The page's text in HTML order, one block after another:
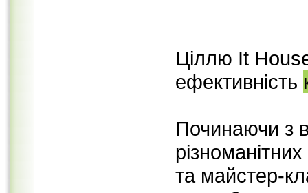
Ціллю It
ефективність
Починаючи з
та майстер-